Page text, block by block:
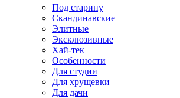
Под старину
Скандинавские
Элитные
Эксклюзивные
Хай-тек
Особенности
Для студии
Для хрущевки
Для дачи